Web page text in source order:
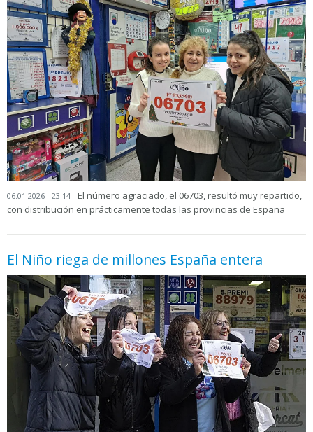
06.01.2026 - 23:14
El número agraciado, el 06703, resultó muy repartido,
con distribución en prácticamente todas las provincias de España
El Niño riega de millones España entera